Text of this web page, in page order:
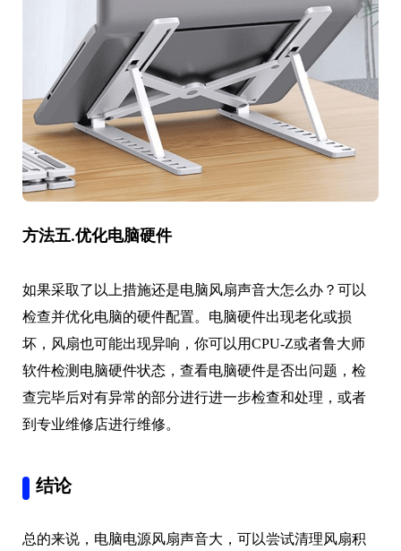
方法五.优化电脑硬件
如果采取了以上措施还是电脑风扇声音大怎么办？可以
检查并优化电脑的硬件配置。电脑硬件出现老化或损
坏，风扇也可能出现异响，你可以用CPU-Z或者鲁大师
软件检测电脑硬件状态，查看电脑硬件是否出问题，检
查完毕后对有异常的部分进行进一步检查和处理，或者
到专业维修店进行维修。
结论
总的来说，电脑电源风扇声音大，可以尝试清理风扇积